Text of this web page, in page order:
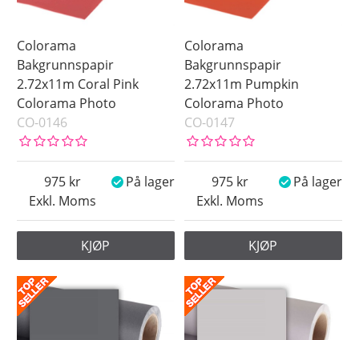
Colorama
Bakgrunnspapir
2.72x11m Coral Pink
Colorama Photo
CO-0146
Exkl. Moms
975 På lager
KJØP
Colorama
Bakgrunnspapir
2.72x11m Pumpkin
Colorama Photo
CO-0147
Exkl. Moms
975 På lager
KJØP